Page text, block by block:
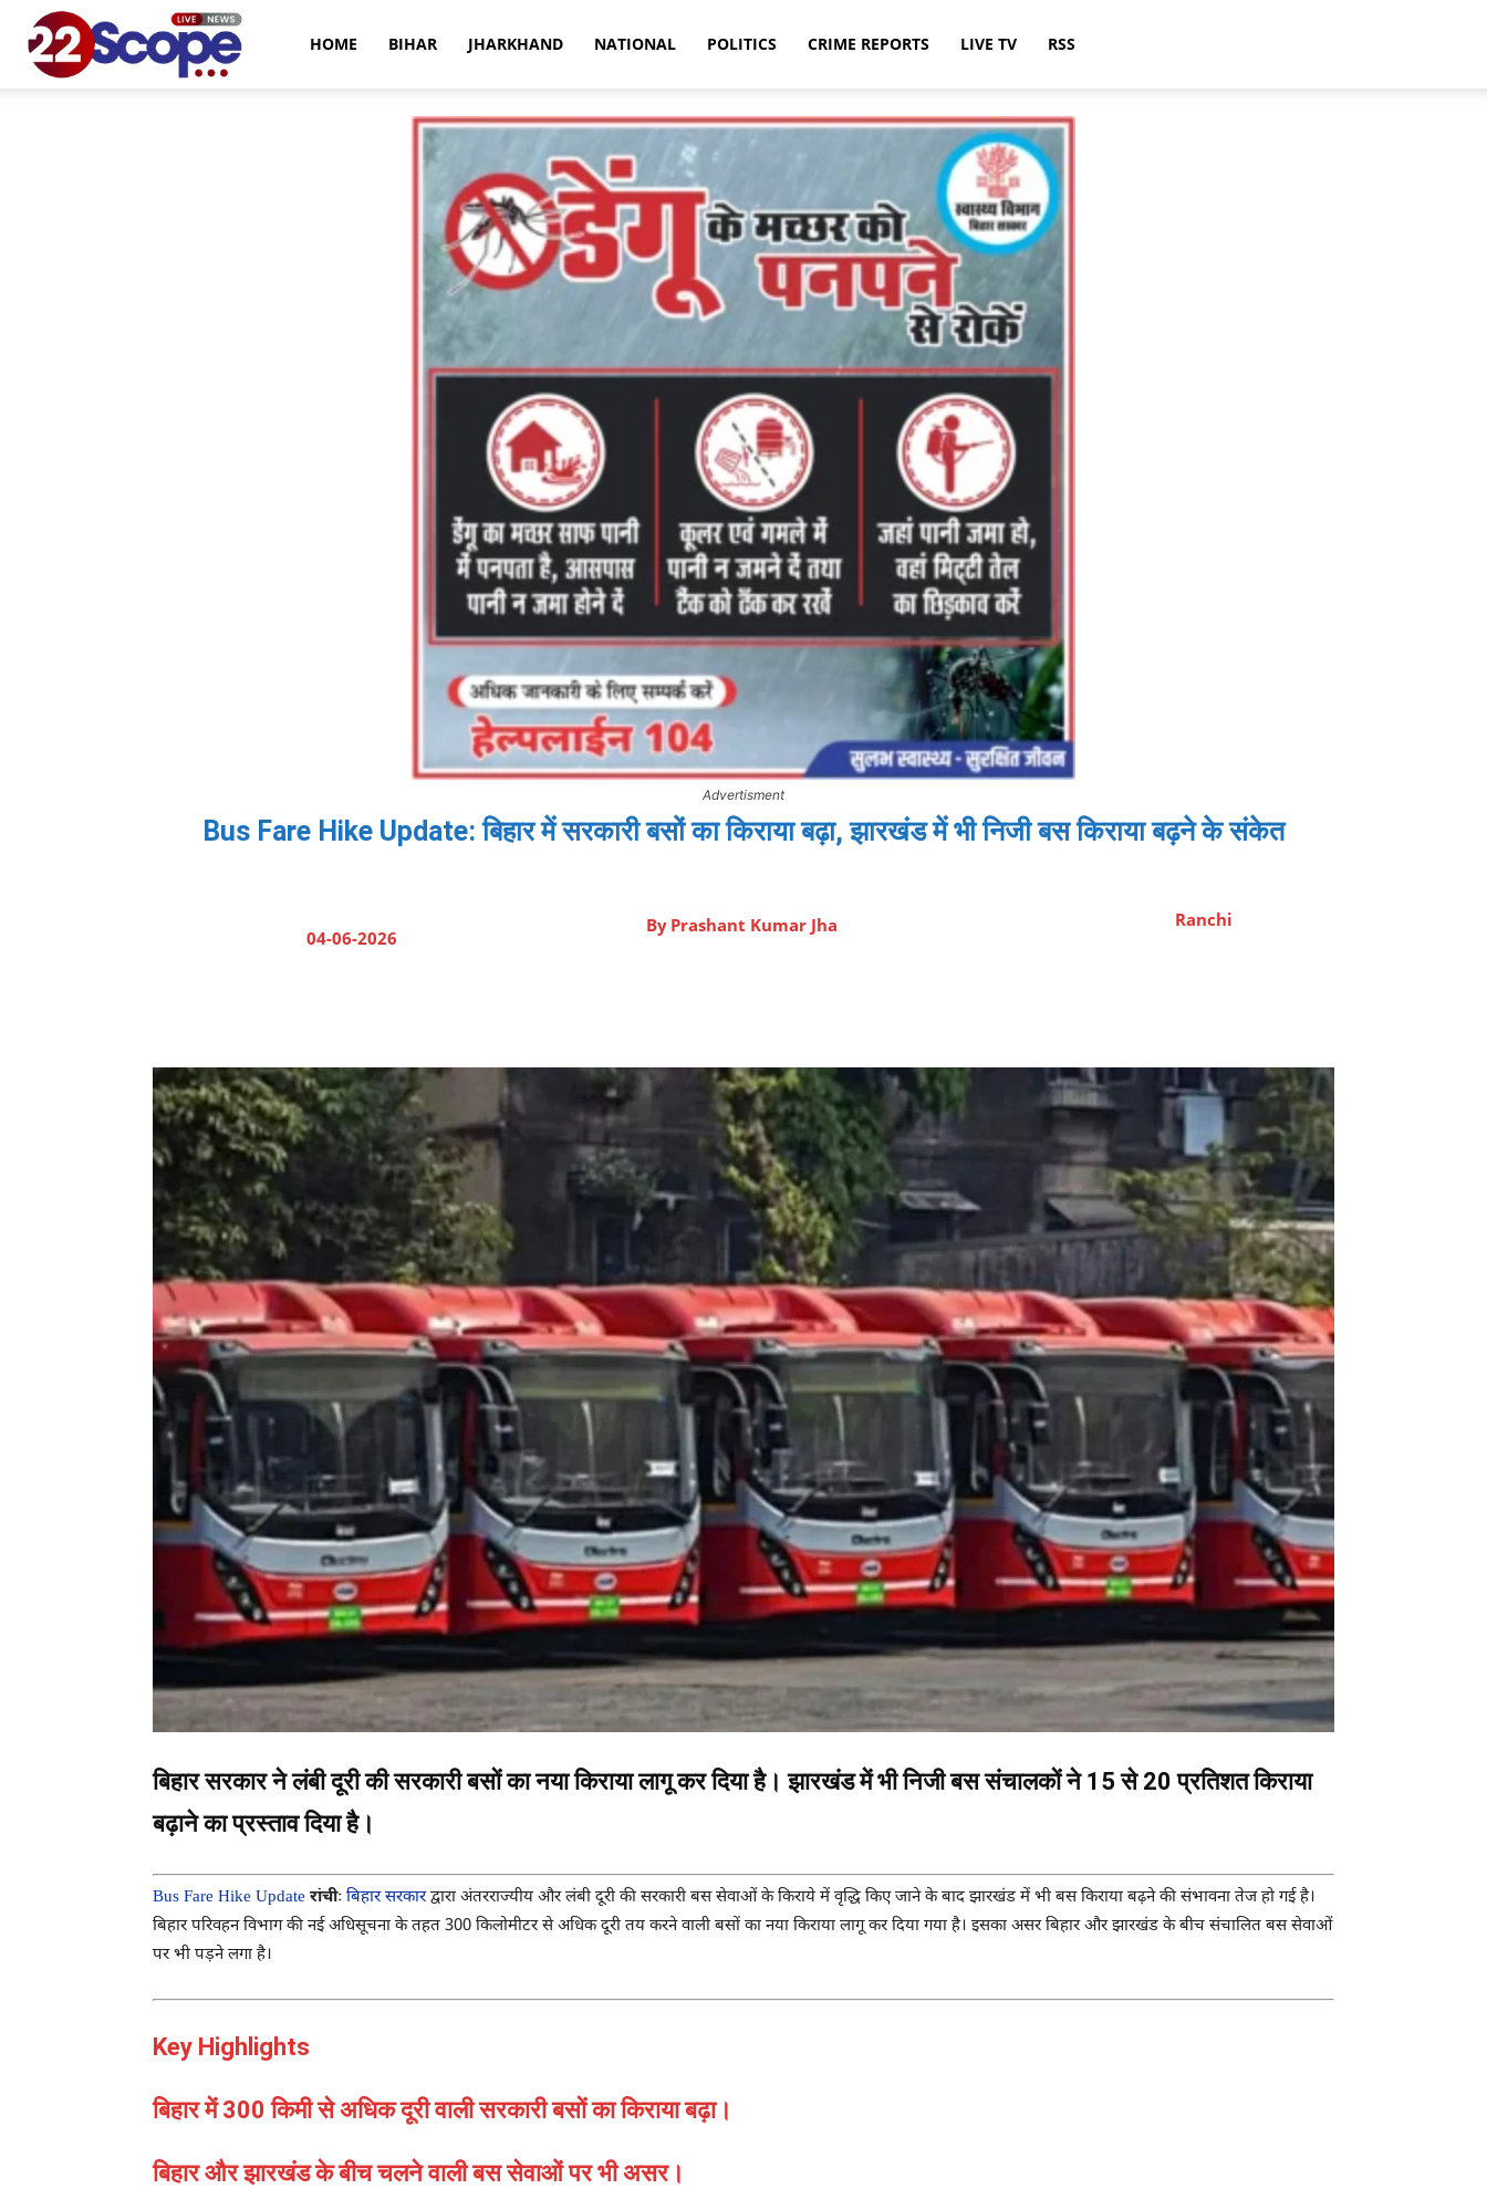
HOME BIHAR JHARKHAND NATIONAL POLITICS CRIME REPORTS LIVE TV RSS
Advertisment
Bus Fare Hike Update: बिहार में सरकारी बसों का किराया बढ़ा, झारखंड में भी निजी बस किराया बढ़ने के संकेत
04-06-2026
By Prashant Kumar Jha Ranchi
बिहार सरकार ने लंबी दूरी की सरकारी बसों का नया किराया लागू कर दिया है। झारखंड में भी निजी बस संचालकों ने 15 से 20 प्रतिशत किराया
बढ़ाने का प्रस्ताव दिया है।
Bus Fare Hike Update रांचीः बिहार सरकारद्वारा अंतरराज्यीय और लंबी दूरी की सरकारी बस सेवाओं के किराये में वृद्धि किए जाने के बाद झारखंड में भी बस किराया बढ़ने की संभावना तेज हो गई है।
बिहार परिवहन विभाग की नई अधिसूचना के तहत 300 किलोमीटर से अधिक दूरी तय करने वाली बसों का नया किराया लागू कर दिया गया है। इसका असर बिहार और झारखंड के बीच संचालित बस सेवाओं
पर भी पड़ने लगा है।
Key Highlights
बिहार में 300 किमी से अधिक दूरी वाली सरकारी बसों का किराया बढ़ा।
बिहार और झारखंड के बीच चलने वाली बस सेवाओं पर भी असर।